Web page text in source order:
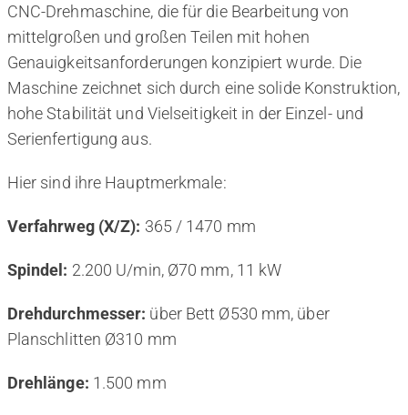
CNC-Drehmaschine, die für die Bearbeitung von
mittelgroßen und großen Teilen mit hohen
Genauigkeitsanforderungen konzipiert wurde. Die
Maschine zeichnet sich durch eine solide Konstruktion,
hohe Stabilität und Vielseitigkeit in der Einzel- und
Serienfertigung aus.
Hier sind ihre Hauptmerkmale:
Verfahrweg (X/Z): 365 / 1470 mm
Spindel: 2.200 U/min, Ø70 mm, 11 kW
Drehdurchmesser: über Bett Ø530 mm, über
Planschlitten Ø310 mm
Drehlänge: 1.500 mm